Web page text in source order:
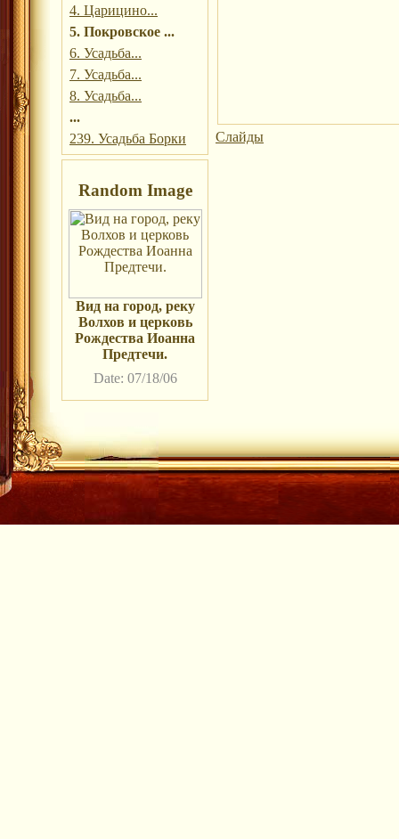
4. Царицино...
5. Покровское ...
6. Усадьба...
7. Усадьба...
8. Усадьба...
...
239. Усадьба Борки
Random Image
Вид на город, реку
Волхов и церковь
Рождества Иоанна
Предтечи.
Date: 07/18/06
Слайды